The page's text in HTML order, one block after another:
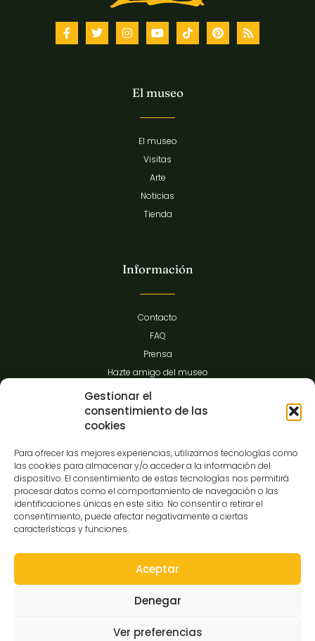
Gestionar el
consentimiento de las
cookies
Para ofrecer las mejores experiencias, utilizamos tecnologías como
las cookies para almacenar y/o acceder a la información del
dispositivo. El consentimiento de estas tecnologías nos permitirá
procesar datos como el comportamiento de navegación o las
identificaciones únicas en este sitio. No consentir o retirar el
consentimiento, puede afectar negativamente a ciertas
características y funciones.
Aceptar
Denegar
Ver preferencias
El museo
El museo
Visitas
Arte
Noticias
Tienda
Información
Contacto
FAQ
Prensa
Hazte amigo del museo
Transparencia
C/Gibraltar,14
37008-Salamanca